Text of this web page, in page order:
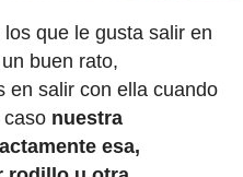
que le gusta salir en
buen rato,
en salir con ella cuando
casonuestra
esa,